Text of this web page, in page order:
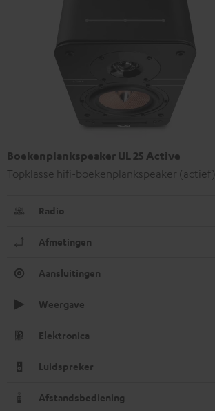
Boekenplankspeaker UL 25 Active
Topklasse hifi-boekenplankspeaker (actief)
Radio
Afmetingen
Aansluitingen
Weergave
Elektronica
Luidspreker
Afstandsbediening